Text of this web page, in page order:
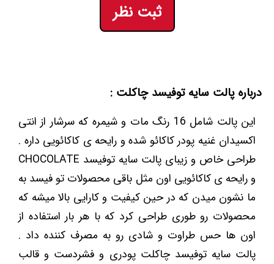
ثبت نظر
درباره پالت سایه توفیسد چاکلت :
این پالت شامل 16 رنگ مات و شیمره که سرشار از انتی
اکسیدان غنیه پودر کاکائو شده و رایحه ی کاکائویی داره .
طراحی خاص و زیبای پالت سایه توفیسد CHOCOLATE
و رایحه ی کاکائویی اون مثل باقی محصولات تو فیسد به
ما نشون میدن که در حین کیفیت و کارایی بالا میشه که
محصولات رو طوری طراحی کرد که با هر بار استفاده از
اون ها حس طراوت و شادی رو به مصرف کننده داد .
پالت سایه توفیسد چاکلت پودری و فشردست و قالب